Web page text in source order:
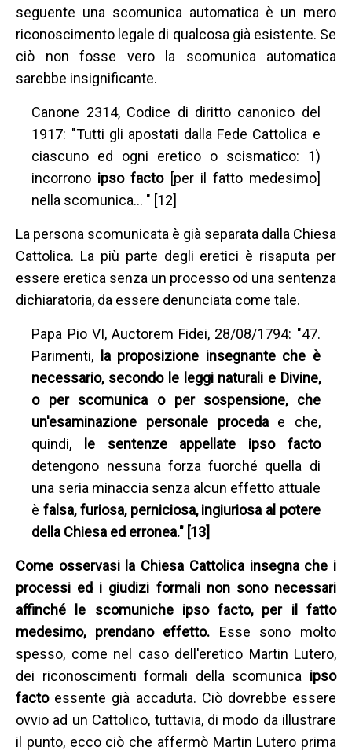
seguente una scomunica automatica è un mero
riconoscimento legale di qualcosa già esistente. Se
ciò non fosse vero la scomunica automatica
sarebbe insignificante.
Canone 2314, Codice di diritto canonico del
1917: "Tutti gli apostati dalla Fede Cattolica e
ciascuno ed ogni eretico o scismatico: 1)
incorrono ipso facto [per il fatto medesimo]
nella scomunica… " [12]
La persona scomunicata è già separata dalla Chiesa
Cattolica. La più parte degli eretici è risaputa per
essere eretica senza un processo od una sentenza
dichiaratoria, da essere denunciata come tale.
Papa Pio VI, Auctorem Fidei, 28/08/1794: "47.
Parimenti, la proposizione insegnante che è
necessario, secondo le leggi naturali e Divine,
o per scomunica o per sospensione, che
un'esaminazione personale proceda e che,
quindi, le sentenze appellate ipso facto
detengono nessuna forza fuorché quella di
una seria minaccia senza alcun effetto attuale
èfalsa, furiosa, perniciosa, ingiuriosa al potere
della Chiesa ed erronea." [13]
Come osservasi la Chiesa Cattolica insegna che i
processi ed i giudizi formali non sono necessari
affinché le scomuniche ipso facto, per il fatto
medesimo, prendano effetto. Esse sono molto
spesso, come nel caso dell'eretico Martin Lutero,
dei riconoscimenti formali della scomunica ipso
facto essente già accaduta. Ciò dovrebbe essere
ovvio ad un Cattolico, tuttavia, di modo da illustrare
il punto, ecco ciò che affermò Martin Lutero prima